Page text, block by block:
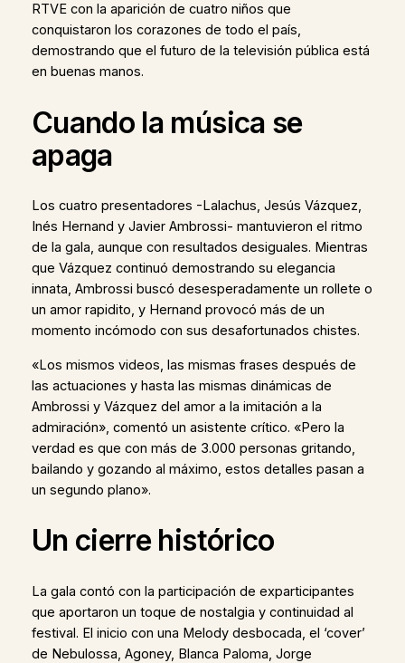
RTVE con la aparición de cuatro niños que
conquistaron los corazones de todo el país,
demostrando que el futuro de la televisión pública está
en buenas manos.
Cuando la música se
apaga
Los cuatro presentadores -Lalachus, Jesús Vázquez,
Inés Hernand y Javier Ambrossi- mantuvieron el ritmo
de la gala, aunque con resultados desiguales. Mientras
que Vázquez continuó demostrando su elegancia
innata, Ambrossi buscó desesperadamente un rollete o
un amor rapidito, y Hernand provocó más de un
momento incómodo con sus desafortunados chistes.
«Los mismos videos, las mismas frases después de
las actuaciones y hasta las mismas dinámicas de
Ambrossi y Vázquez del amor a la imitación a la
admiración», comentó un asistente crítico. «Pero la
verdad es que con más de 3.000 personas gritando,
bailando y gozando al máximo, estos detalles pasan a
un segundo plano».
Un cierre histórico
La gala contó con la participación de exparticipantes
que aportaron un toque de nostalgia y continuidad al
festival. El inicio con una Melody desbocada, el ‘cover’
de Nebulossa, Agoney, Blanca Paloma, Jorge